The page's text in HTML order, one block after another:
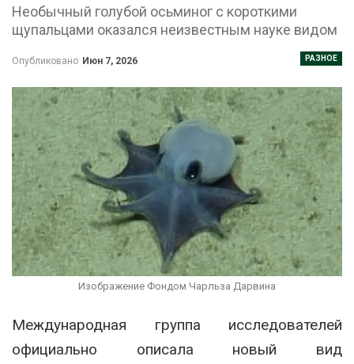
Необычный голубой осьминог с короткими
щупальцами оказался неизвестным науке видом
РАЗНОЕ
Опубликовано Июн 7, 2026
Изображение Фондом Чарльза Дарвина
Международная группа исследователей
официально описала новый вид